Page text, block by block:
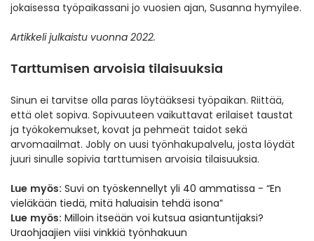
jokaisessa työpaikassani jo vuosien ajan, Susanna hymyilee.
Artikkeli julkaistu vuonna 2022.
Tarttumisen arvoisia tilaisuuksia
Sinun ei tarvitse olla paras löytääksesi työpaikan. Riittää,
että olet sopiva. Sopivuuteen vaikuttavat erilaiset taustat
ja työkokemukset, kovat ja pehmeät taidot sekä
arvomaailmat. Jobly on uusi työnhakupalvelu, josta löydät
juuri sinulle sopivia tarttumisen arvoisia tilaisuuksia.
Lue myös: Suvi on työskennellyt yli 40 ammatissa - “En
vieläkään tiedä, mitä haluaisin tehdä isona”
Lue myös: Milloin itseään voi kutsua asiantuntijaksi?
Uraohjaajien viisi vinkkiä työnhakuun